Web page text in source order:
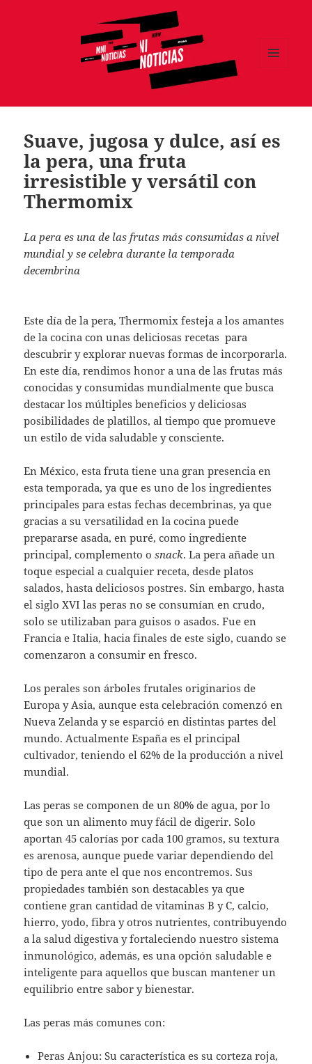
Suave, jugosa y dulce, así es
la pera, una fruta
irresistible y versátil con
Thermomix
La pera es una de las frutas más consumidas a nivel
mundial yse celebra durante la temporada
decembrina
Este día de la pera, Thermomix festeja a los amantes
de la cocina con unas deliciosas recetas para
descubrir y explorar nuevas formas de incorporarla.
En este día, rendimos honor a una de las frutas más
conocidas y consumidas mundialmente que busca
destacar los múltiples beneficios y deliciosas
posibilidades de platillos, al tiempo que promueve
un estilo de vida saludable y consciente.
En México, esta fruta tiene una gran presencia en
esta temporada, ya que es uno de los ingredientes
principales para estas fechas decembrinas, ya que
gracias a su versatilidad en la cocina puede
prepararse asada, en puré, como ingrediente
principal, complemento osnack. La pera añade un
toque especial a cualquier receta, desde platos
salados, hasta deliciosos postres. Sin embargo, hasta
el siglo XVI las peras no se consumían en crudo,
solo se utilizaban para guisos o asados. Fue en
Francia e Italia, hacia finales de este siglo, cuando se
comenzaron a consumir en fresco.
Los perales son árboles frutales originarios de
Europa y Asia, aunque esta celebración comenzó en
Nueva Zelanda y se esparció en distintas partes del
mundo. Actualmente España es el principal
cultivador, teniendo el 62% de la producción a nivel
mundial.
Las peras se componen de un 80% de agua, por lo
que son un alimento muy fácil de digerir. Solo
aportan 45 calorías por cada 100 gramos, su textura
es arenosa, aunque puede variar dependiendo del
tipo de pera ante el que nos encontremos. Sus
propiedades también son destacables ya que
contiene gran cantidad de vitaminas B y C, calcio,
hierro, yodo, fibra y otros nutrientes, contribuyendo
a la salud digestiva y fortaleciendo nuestro sistema
inmunológico, además, es una opción saludable e
inteligente para aquellos que buscan mantener un
equilibrio entre sabor y bienestar.
Las peras más comunes con:
Peras Anjou: Su característica es su corteza roja,